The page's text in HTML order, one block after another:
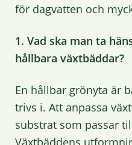
för dagvatten och
1. Vad ska man ta
hållbara växtbäddar?
En hållbar grönyta är
trivs i. Att anpassa
substrat som passar